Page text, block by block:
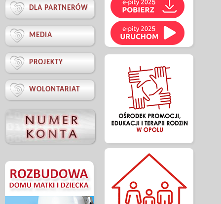
 DLA PARTNERÓW
 MEDIA
 PROJEKTY
 WOLONTARIAT